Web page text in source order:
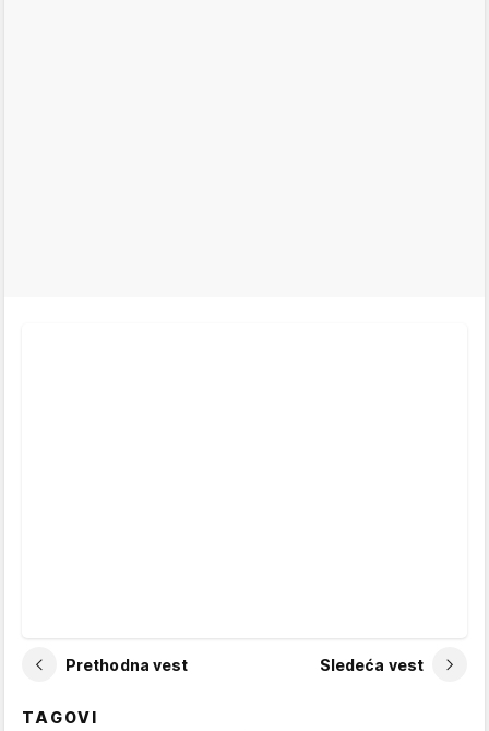
Prethodna vest Sledeća vest
TAGOVI